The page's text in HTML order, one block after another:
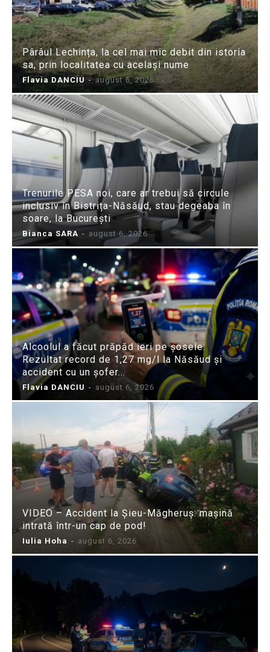
Pârâul Lechința, la cel mai mic debit din istoria
sa, prin localitatea cu același nume
Flavia DANCIU - august 6, 2026
Trenurile PESA noi, care ar trebui să circule
inclusiv în Bistrița-Năsăud, stau degeaba în
soare, la București
Bianca SARA - august 6, 2026
Alcoolul a făcut prăpăd ieri pe șosele:
Rezultat record de 1,27 mg/l la Năsăud și
accident cu un șofer...
Flavia DANCIU - august 6, 2026
VIDEO – Accident la Șieu-Măgheruș: mașină
intrată într-un cap de pod!
Iulia Hoha - august 6, 2026